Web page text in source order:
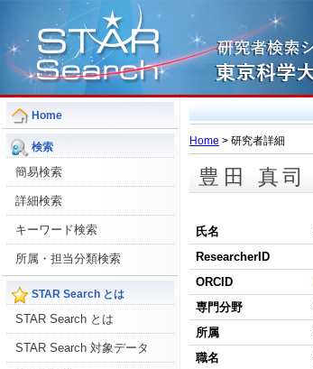
Home
検索
簡易検索
詳細検索
キーワード検索
所属・担当分類検索
STAR Search とは
STAR Search とは
STAR Search 対象データ
Home > 研究者詳細
豊田 真司
氏名
ResearcherID
ORCID
専門分野
所属
職名